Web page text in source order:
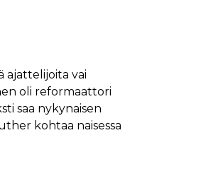
ajattelijoita vai
oli reformaattori
saa nykynaisen
kohtaa naisessa